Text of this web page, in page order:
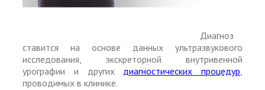
Диагноз
ставится на основе данных ультразвукового
исследования, экскреторной внутривенной
урографии и других диагностических процедур,
проводимых в клинике.